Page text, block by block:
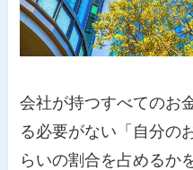
会社が持つすべてのお
る必要がない「自分の
らいの割合を占めるか